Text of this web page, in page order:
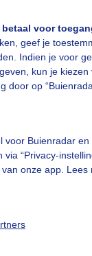
voor
geef je
Indien je voor
kun je kiezen
door op
voor Buienradar
“Privacy-
onze app. Lees